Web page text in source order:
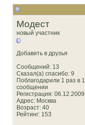
Модест
новый участник
Добавить в друзья
Сообщений: 13
Сказал(а) спасибо: 9
Поблагодарили 1 раз в 1
сообщении
Регистрация: 06.12.2009
Адрес: Москва
Возраст: 40
Рейтинг: 153